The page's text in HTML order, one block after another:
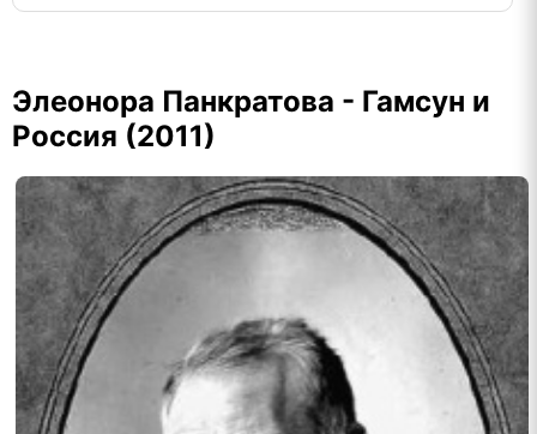
Элеонора Панкратова - Гамсун и
Россия (2011)